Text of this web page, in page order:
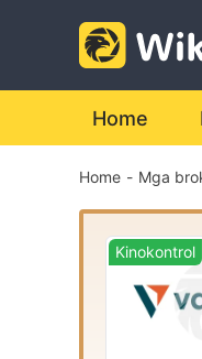
Home
Home - Mga
Kinokontrol
2
3
4
5
6
4